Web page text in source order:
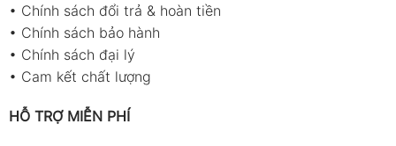
• Chính sách đổi trả & hoàn tiền
• Chính sách bảo hành
• Chính sách đại lý
• Cam kết chất lượng
HỖ TRỢ MIỄN PHÍ